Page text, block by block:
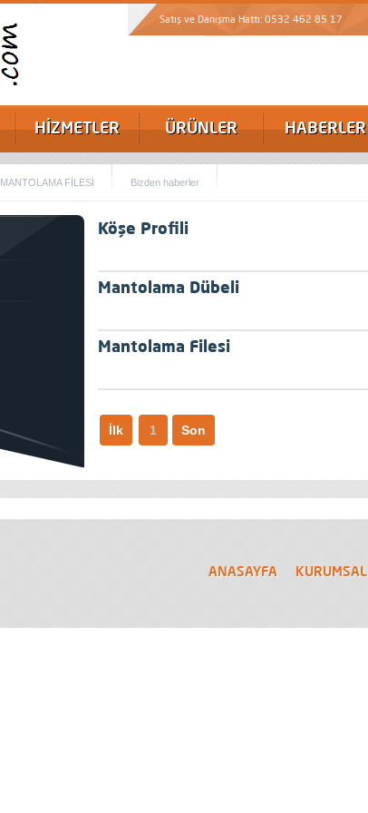
Satış ve Danışma Hattı: 0532 462 85 17
HİZMETLER ÜRÜNLER HABERLER
MANTOLAMA FİLESİ Bizden haberler
Köşe Profili
Mantolama Dübeli
Mantolama Filesi
İlk 1 Son
KURUMSAL
ANASAYFA